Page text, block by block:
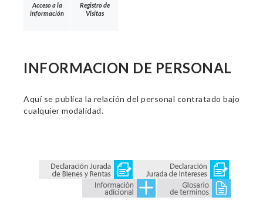
Acceso a la
información
Registro de
Visitas
INFORMACION DE PERSONAL
Aquí se publica la relación del personal contratado bajo
cualquier modalidad.